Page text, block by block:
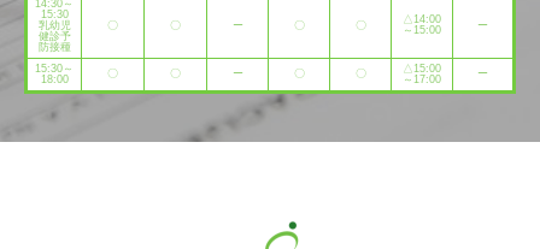
14:30～
15:30
乳幼児
健診予
防接種
〇 〇 ー 〇 〇
△14:00
～15:00
ー
15:30～
18:00
〇 〇 ー 〇 〇
△15:00
～17:00
ー